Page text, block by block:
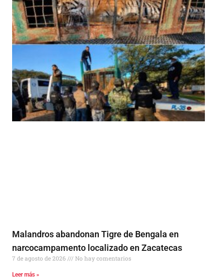
Malandros abandonan Tigre de Bengala en
narcocampamento localizado en Zacatecas
7 de agosto de 2026 No hay comentarios
Leer más »